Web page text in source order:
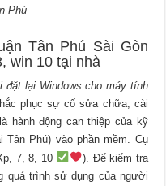
Phú
Tân Phú Sài Gòn
win 10 tại nhà
đặt lại Windows cho máy tính
phục sự cố sửa chữa, cài
hành động can thiệp của kỹ
Phú) vào phần mềm. Cụ
7, 8, 10
). Để kiểm tra
quá trình sử dụng của người